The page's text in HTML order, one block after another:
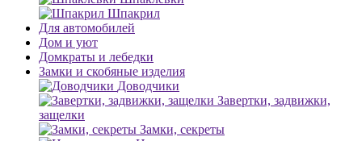
Шпакрил
Для автомобилей
Дом и уют
Домкраты и лебедки
Замки и скобяные изделия
Доводчики
Завертки, задвижки,
защелки
Замки, секреты